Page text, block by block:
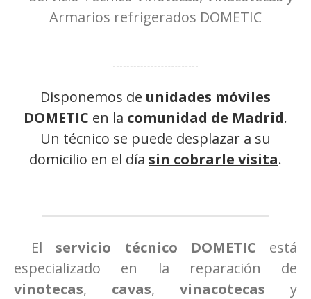
Disponemos de unidades móviles
DOMETIC en la comunidad de Madrid.
Un técnico se puede desplazar a su
domicilio en el día sin cobrarle visita.
Elservicio técnico DOMETIC está
especializado en la reparación de
vinotecas, cavas, vinacotecas y